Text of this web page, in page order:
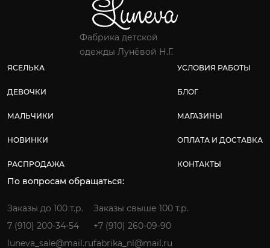
Фабрика детской
одежды Лунёвой Н.Г.
ЯСЕЛЬКА
ДЕВОЧКИ
МАЛЬЧИКИ
НОВИНКИ
РАСПРОДАЖА
УСЛОВИЯ РАБОТЫ
БЛОГ
МАГАЗИНЫ
ОПЛАТА И ДОСТАВКА
КОНТАКТЫ
По вопросам обращаться:
Заказы до 100 т.р.
7 (910) 200-34-54
luneva_sale@mail.ru
Заказы свыше 100 т.р.
+7 (910) 260-09-90
fabrika_nl@mail.ru